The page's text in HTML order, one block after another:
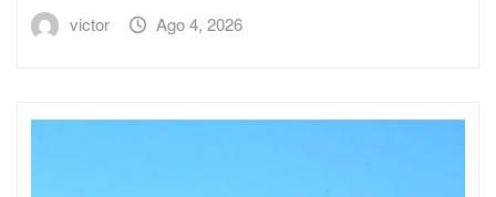
victor Ago 4, 2026